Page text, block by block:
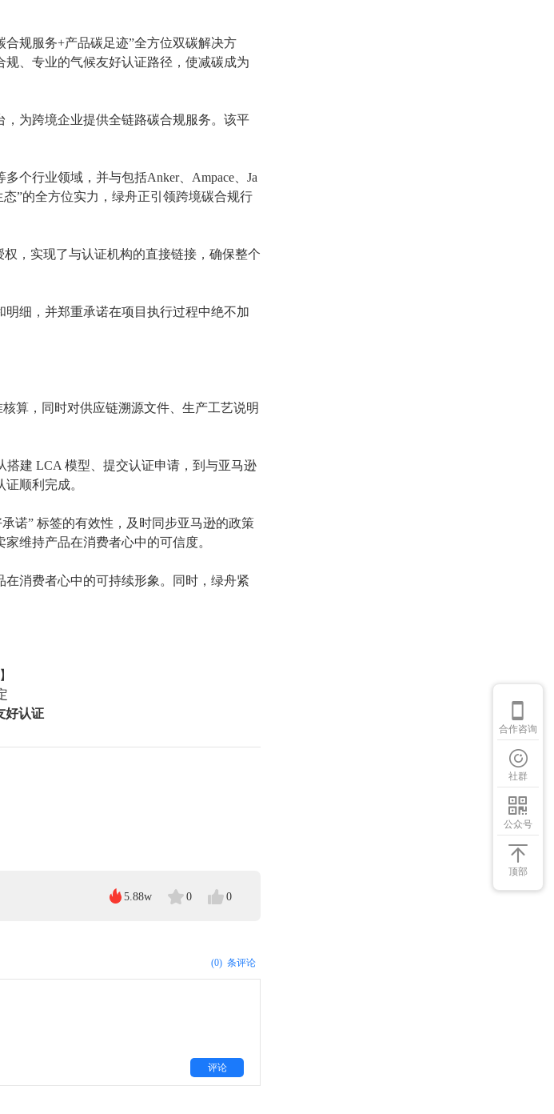
合规服务+产品碳足迹”全方位双碳解决方
、专业的气候友好认证路径，使减碳成为
，为跨境企业提供全链路碳合规服务。该平
多个行业领域，并与包括Anker、Ampace、Ja
”的全方位实力，绿舟正引领跨境碳合规行
权，实现了与认证机构的直接链接，确保整个
细，并郑重承诺在项目执行过程中绝不加
算，同时对供应链溯源文件、生产工艺说明
建 LCA 模型、提交认证申请，到与亚马逊
顺利完成。
诺” 标签的有效性，及时同步亚马逊的政策
维持产品在消费者心中的可信度。
消费者心中的可持续形象。同时，绿舟紧
好认证
5.88w 0 0
(0) 条评论
评论
合作咨询
社群
公众号
顶部